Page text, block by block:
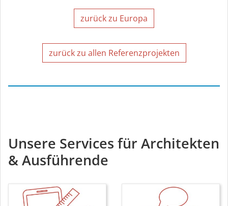
zurück zu Europa
zurück zu allen Referenzprojekten
Unsere Services für Architekten
& Ausführende